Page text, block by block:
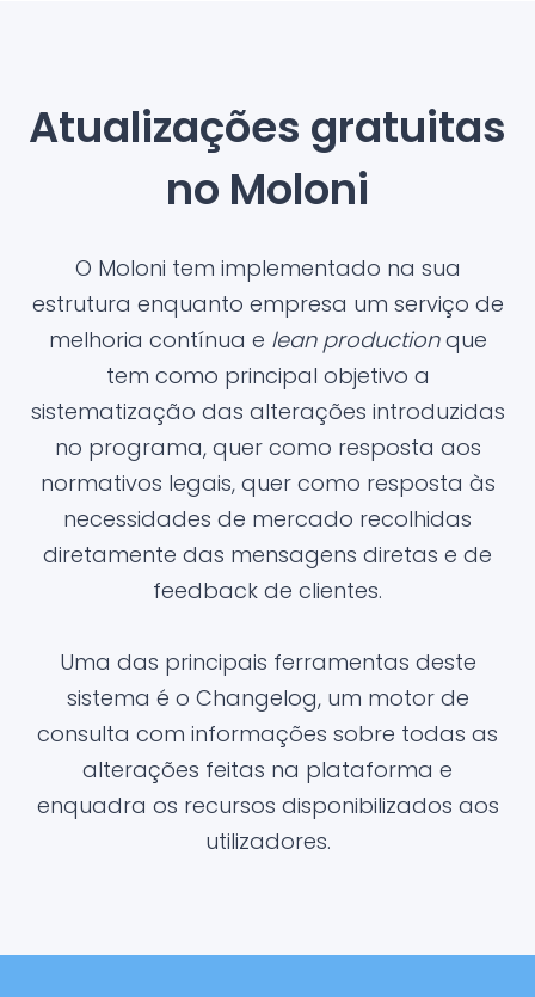
Atualizações gratuitas
no Moloni
O Moloni tem implementado na sua
estrutura enquanto empresa um serviço de
melhoria contínua e lean productionque
tem como principal objetivo a
sistematização das alterações introduzidas
no programa, quer como resposta aos
normativos legais, quer como resposta às
necessidades de mercado recolhidas
diretamente das mensagens diretas e de
feedback de clientes.
Uma das principais ferramentas deste
sistema é o Changelog, um motor de
consulta com informações sobre todas as
alterações feitas na plataforma e
enquadra os recursos disponibilizados aos
utilizadores.